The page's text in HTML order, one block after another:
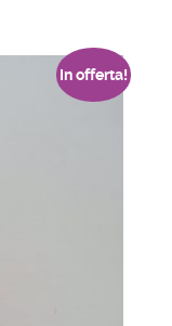
In offerta!